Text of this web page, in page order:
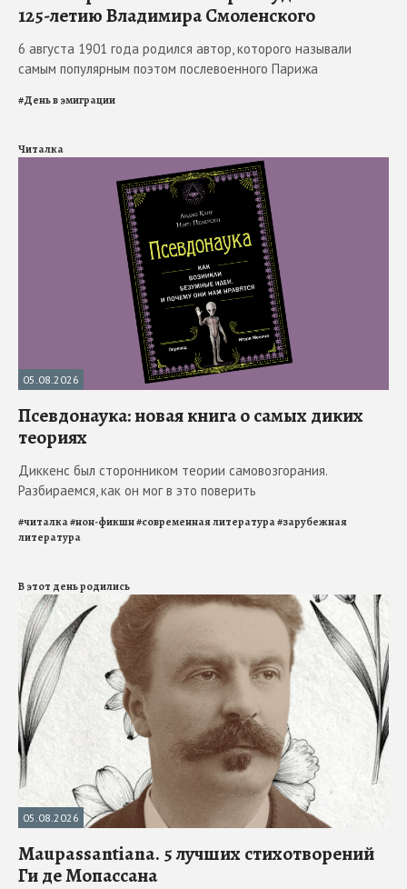
125-летию Владимира Смоленского
6 августа 1901 года родился автор, которого называли
самым популярным поэтом послевоенного Парижа
#День в эмиграции
Читалка
05.08.2026
Псевдонаука: новая книга о самых диких
теориях
Диккенс был сторонником теории самовозгорания.
Разбираемся, как он мог в это поверить
#читалка#нон-фикшн#современная литература#зарубежная
литература
В этот день родились
05.08.2026
Maupassantiana. 5 лучших стихотворений
Ги де Мопассана